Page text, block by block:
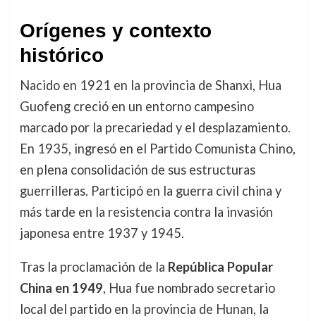
Orígenes y contexto
histórico
Nacido en 1921 en la provincia de Shanxi, Hua
Guofeng creció en un entorno campesino
marcado por la precariedad y el desplazamiento.
En 1935, ingresó en el Partido Comunista Chino,
en plena consolidación de sus estructuras
guerrilleras. Participó en la guerra civil china y
más tarde en la resistencia contra la invasión
japonesa entre 1937 y 1945.
Tras la proclamación de la República Popular
China en 1949, Hua fue nombrado secretario
local del partido en la provincia de Hunan, la